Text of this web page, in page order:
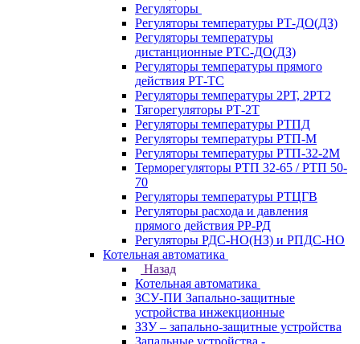
Регуляторы
Регуляторы температуры РТ-ДО(ДЗ)
Регуляторы температуры
дистанционные РТС-ДО(ДЗ)
Регуляторы температуры прямого
действия РТ-ТС
Регуляторы температуры 2РТ, 2РT2
Тягорегуляторы РТ-2Т
Регуляторы температуры РТПД
Регуляторы температуры РТП-M
Регуляторы температуры РТП-32-2М
Терморегуляторы РТП 32-65 / РТП 50-
70
Регуляторы температуры РТЦГВ
Регуляторы расхода и давления
прямого действия РР-РД
Регуляторы РДС-НО(НЗ) и РПДС-НО
Котельная автоматика
Назад
Котельная автоматика
ЗСУ-ПИ Запально-защитные
устройства инжекционные
ЗЗУ – запально-защитные устройства
Запальные устройства -